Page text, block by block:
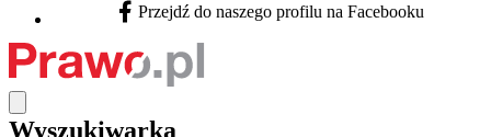
Facebook - otwiera się w nowej karcie
Przejdź do naszego profilu na Facebooku
Wyszukiwarka